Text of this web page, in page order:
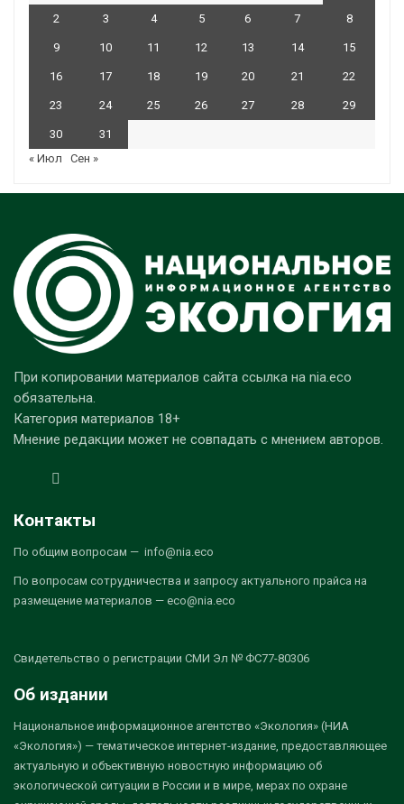
2 3 4 5 6 7 8
9 10 11 12 13 14 15
16 17 18 19 20 21 22
23 24 25 26 27 28 29
30
31
« Июл
Сен »
При копировании материалов сайта ссылка на nia.eco
обязательна.
Категория материалов 18+
Мнение редакции может не совпадать с мнением авторов.
Контакты
По общим вопросам — info@nia.eco
По вопросам сотрудничества и запросу актуального прайса на
размещение материалов — eco@nia.eco
Свидетельство о регистрации СМИ Эл № ФС77-80306
Об издании
Национальное информационное агентство «Экология» (НИА
«Экология») — тематическое интернет-издание, предоставляющее
актуальную и объективную новостную информацию об
экологической ситуации в России и в мире, мерах по охране